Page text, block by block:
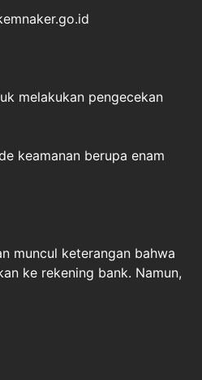
melakukan pengecekan
keamanan berupa enam
muncul keterangan bahwa
ke rekening bank. Namun,